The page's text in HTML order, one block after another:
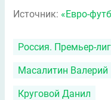
Источник: «Евро-
Россия. Премьер-
Масалитин Валерий
Круговой Данил